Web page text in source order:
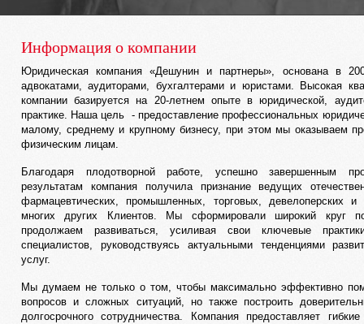
Информация о компании
Юридическая компания «Дешунин и партнеры», основана в
адвокатами, аудиторами, бухгалтерами и юристами. Высокая
компании базируется на 20-летнем опыте в юридической,
практике. Наша цель - предоставление профессиональных
малому, среднему и крупному бизнесу, при этом мы оказываем
физическим лицам.
Благодаря плодотворной работе, успешно завершенным
результатам компания получила признание ведущих
фармацевтических, промышленных, торговых, девелоперских
многих других Клиентов. Мы сформировали широкий круг
продолжаем развиваться, усиливая свои ключевые
специалистов, руководствуясь актуальными тенденциями
услуг.
Мы думаем не только о том, чтобы максимально эффективно
вопросов и сложных ситуаций, но также построить
долгосрочного сотрудничества. Компания предоставляет